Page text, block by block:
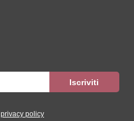
privacy policy